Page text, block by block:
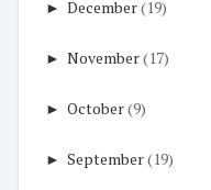
► December(19)
► November(17)
► October(9)
► September(19)